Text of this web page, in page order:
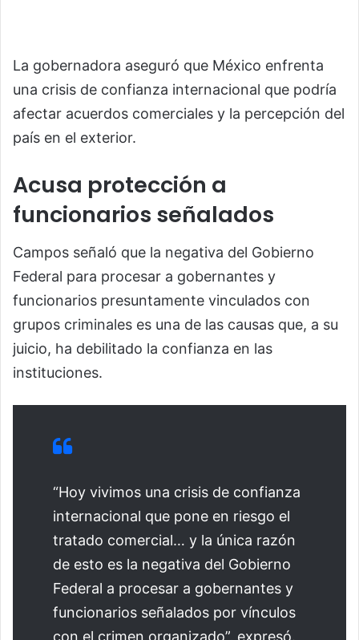
La gobernadora aseguró que México enfrenta
una crisis de confianza internacional que podría
afectar acuerdos comerciales y la percepción del
país en el exterior.
Acusa protección a
funcionarios señalados
Campos señaló que la negativa del Gobierno
Federal para procesar a gobernantes y
funcionarios presuntamente vinculados con
grupos criminales es una de las causas que, a su
juicio, ha debilitado la confianza en las
instituciones.
“Hoy vivimos una crisis de confianza
internacional que pone en riesgo el
tratado comercial… y la única razón
de esto es la negativa del Gobierno
Federal a procesar a gobernantes y
funcionarios señalados por vínculos
con el crimen organizado”, expresó.